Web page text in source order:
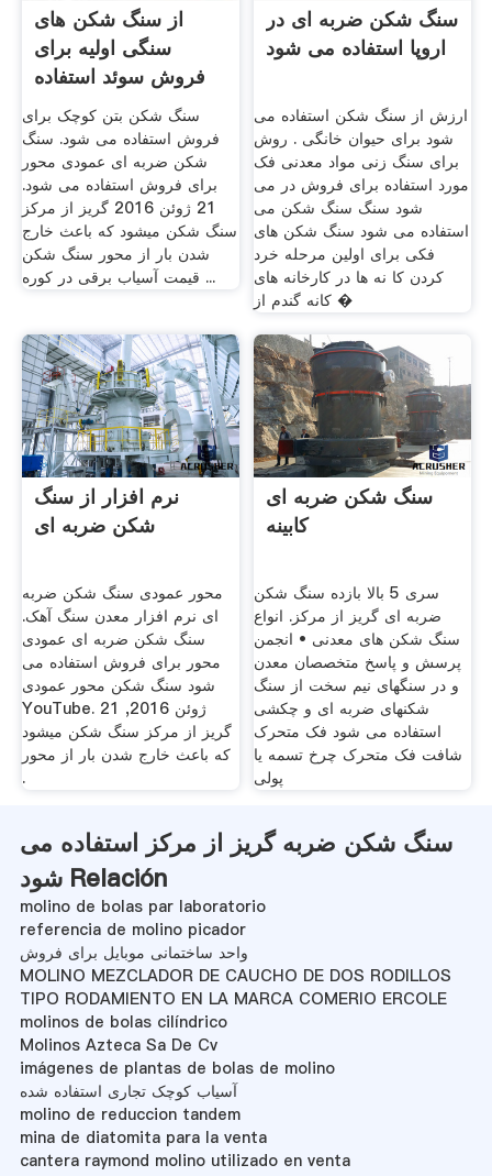
از سنگ شکن های
سنگی اولیه برای
فروش سوئد استفاده
می شود
سنگ شکن بتن کوچک برای
فروش استفاده می شود. سنگ
شکن ضربه ای عمودی محور
برای فروش استفاده می شود.
21 ژوئن 2016 گریز از مرکز
سنگ شکن ميشود كه باعث خارج
شدن بار از محور سنگ شکن
قیمت آسیاب برقی در کوره ...
سنگ شکن ضربه ای در
اروپا استفاده می شود
ارزش از سنگ شکن استفاده می
شود برای حیوان خانگی . روش
برای سنگ زنی مواد معدنی فک
مورد استفاده برای فروش در می
شود سنگ سنگ شکن می
استفاده می شود سنگ شکن های
فکی برای اولین مرحله خرد
کردن کا نه ها در کارخانه های
کانه گندم از �
نرم افزار از سنگ
شکن ضربه ای
محور عمودی سنگ شکن ضربه
ای نرم افزار معدن سنگ آهک.
سنگ شکن ضربه ای عمودی
محور برای فروش استفاده می
شود سنگ شکن محور عمودی
YouTube. 21 ژوئن 2016,
گریز از مرکز سنگ شکن ميشود
كه باعث خارج شدن بار از محور
.
سنگ شکن ضربه ای
کابینه
سری 5 بالا بازده سنگ شکن
ضربه ای گریز از مرکز. انواع
سنگ شکن های معدنی • انجمن
پرسش و پاسخ متخصصان معدن
و در سنگهای نیم سخت از سنگ
شکنهای ضربه ای و چکشی
استفاده می شود فک متحرک
شافت فک متحرک چرخ تسمه یا
پولی
سنگ شکن ضربه گریز از مرکز استفاده می
شود Relación
molino de bolas par laboratorio
referencia de molino picador
واحد ساختمانی موبایل برای فروش
MOLINO MEZCLADOR DE CAUCHO DE DOS RODILLOS
TIPO RODAMIENTO EN LA MARCA COMERIO ERCOLE
molinos de bolas cilíndrico
Molinos Azteca Sa De Cv
imágenes de plantas de bolas de molino
آسیاب کوچک تجاری استفاده شده
molino de reduccion tandem
mina de diatomita para la venta
cantera raymond molino utilizado en venta